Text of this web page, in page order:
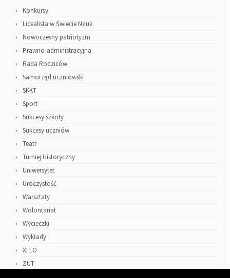
Konkursy
Licealista w Świecie Nauk
Nowoczesny patriotyzm
Prawno-administracyjna
Rada Rodziców
Samorząd uczniowski
SKKT
Sport
Sukcesy szkoły
Sukcesy uczniów
Teatr
Turniej Historyczny
Uniwersytet
Uroczystość
Warsztaty
Wolontariat
Wycieczki
Wykłady
XI LO
ZUT